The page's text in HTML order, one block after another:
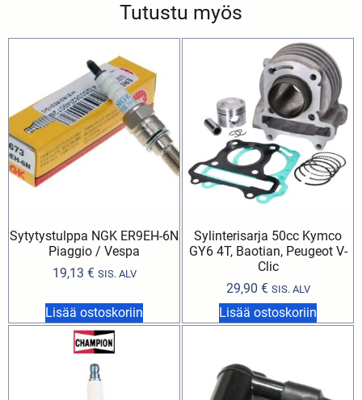
Tutustu myös
Sytytystulppa NGK ER9EH-6N
Piaggio / Vespa
19,13 € SIS. ALV
Lisää ostoskoriin
Sylinterisarja 50cc Kymco
GY6 4T, Baotian, Peugeot V-
Clic
29,90 € SIS. ALV
Lisää ostoskoriin